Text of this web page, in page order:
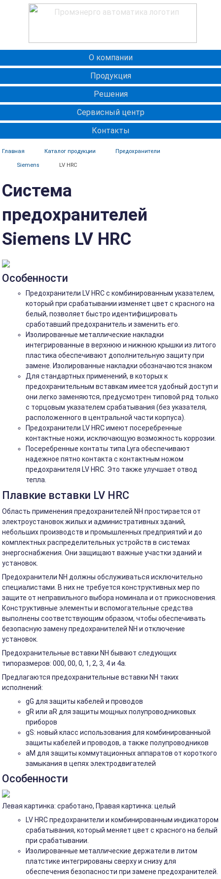
О компании
Продукция
Решения
Сервисный центр
Контакты
Главная Каталог продукции Предохранители
Siemens LV HRC
Система
предохранителей
Siemens LV HRC
Особенности
Предохранители LV HRC с комбинированным указателем,
который при срабатывании изменяет цвет с красного на
белый, позволяет быстро идентифицировать
сработавший предохранитель и заменить его.
Изолированные металлические накладки
интегрированные в верхнюю и нижнюю крышки из литого
пластика обеспечивают дополнительную защиту при
замене. Изолированные накладки обозначаются знаком
Для стандартных применений, в которых к
предохранительным вставкам имеется удобный доступ и
они легко заменяются, предусмотрен типовой ряд только
с торцовым указателем срабатывания (без указателя,
расположенного в центральной части корпуса).
Предохранители LV HRC имеют посеребренные
контактные ножи, исключающую возможность коррозии.
Посеребренные контаты типа Lyra обеспечивают
надежное пятно контакта с контактным ножом
предохранителя LV HRC. Это также улучшает отвод
тепла.
Плавкие вставки LV HRC
Область применения предохранителей NH простирается от
электроустановок жилых и административных зданий,
небольших производств и промышленных предприятий и до
комплектных распределительных устройств в системах
энергоснабжения. Они защищают важные участки зданий и
установок.
Предохранители NH должны обслуживаться исключительно
специалистами. В них не требуется конструктивных мер по
защите от неправильного выбора номинала и от прикосновения.
Конструктивные элементы и вспомогательные средства
выполнены соответствующим образом, чтобы обеспечивать
безопасную замену предохранителей NH и отключение
установок.
Предохранительные вставки NH бывают следующих
типоразмеров: 000, 00, 0, 1, 2, 3, 4 и 4a.
Предлагаются предохранительные вставки NH таких
исполнений:
gG для защиты кабелей и проводов
gR или aR для защиты мощных полупроводниковых
приборов
gS: новый класс использования для комбинированныой
защиты кабелей и проводов, а также полупроводников
aM для защиты коммутационных аппаратов от короткого
замыкания в цепях электродвигателей
Особенности
Левая картинка: сработано, Правая картинка: целый
LV HRC предохранители и комбинированным индикатором
срабатывания, который меняет цвет с красного на белый
при срабатывании.
Изолированные металлические держатели в литом
платстике интегрированы сверху и снизу для
обеспечения безопасности при замене предохранителей.